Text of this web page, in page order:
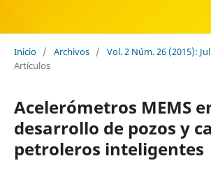
Inicio / Archivos / Vol. 2 Núm. 26 (2015):
Artículos
Acelerómetros MEMS
desarrollo de pozos y
petroleros inteligentes